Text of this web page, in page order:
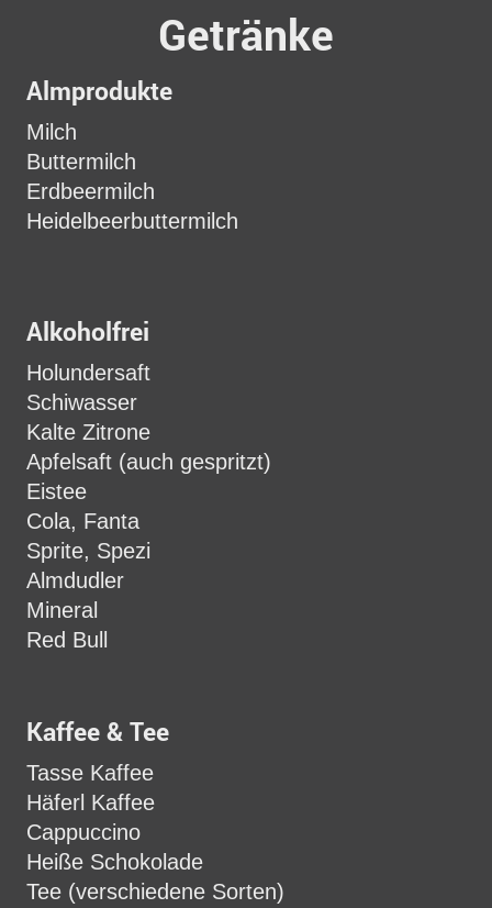
Getränke
Almprodukte
Milch
Buttermilch
Erdbeermilch
Heidelbeerbuttermilch
Alkoholfrei
Holundersaft
Schiwasser
Kalte Zitrone
Apfelsaft (auch gespritzt)
Eistee
Cola, Fanta
Sprite, Spezi
Almdudler
Mineral
Red Bull
Kaffee & Tee
Tasse Kaffee
Häferl Kaffee
Cappuccino
Heiße Schokolade
Tee (verschiedene Sorten)